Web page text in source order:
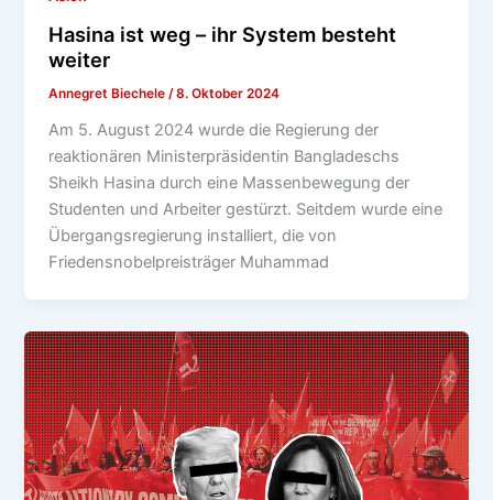
Hasina ist weg – ihr System besteht
weiter
Annegret Biechele/8. Oktober 2024
Am 5. August 2024 wurde die Regierung der
reaktionären Ministerpräsidentin Bangladeschs
Sheikh Hasina durch eine Massenbewegung der
Studenten und Arbeiter gestürzt. Seitdem wurde eine
Übergangsregierung installiert, die von
Friedensnobelpreisträger Muhammad